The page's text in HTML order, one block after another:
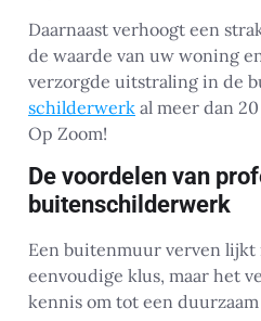
Daarnaast verhoogt een
de waarde van uw woning
verzorgde uitstraling in de
schilderwerk al meer dan
Op Zoom!
De voordelen van
buitenschilderwerk
Een buitenmuur verven lijkt
eenvoudige klus, maar het
kennis om tot een